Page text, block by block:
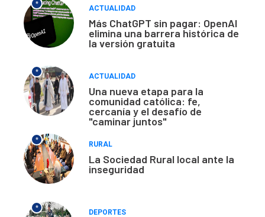
*
ACTUALIDAD
Más ChatGPT sin pagar: OpenAI
elimina una barrera histórica de
la versión gratuita
*
ACTUALIDAD
Una nueva etapa para la
comunidad católica: fe,
cercanía y el desafío de
"caminar juntos"
*
RURAL
La Sociedad Rural local ante la
inseguridad
*
DEPORTES